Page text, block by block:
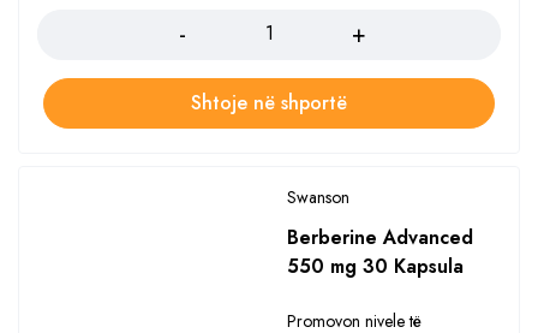
Shtoje në shportë
Swanson
Berberine Advanced
550 mg 30 Kapsula
Promovon nivele të